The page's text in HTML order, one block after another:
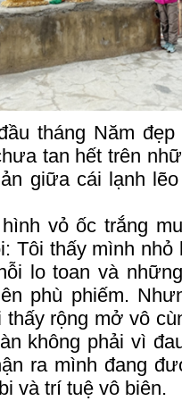
tháng Năm
tan hết trên
giữa cái lạnh
vỏ ốc trắng
Tôi thấy mình
lo toan và
phù phiếm.
thấy rộng mở vô
không phải vì
ra mình đang
và trí tuệ vô biên.